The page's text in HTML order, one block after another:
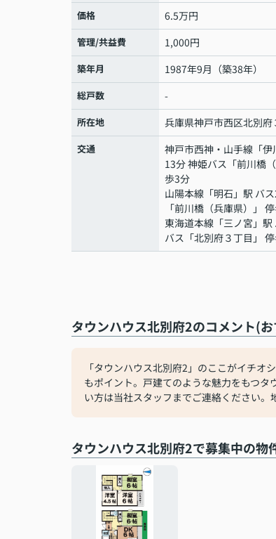
価格 6.5万円
管理/共益費 1,000円
築年月 1987年9月（築38年）
総戸数 -
所在地 兵庫県神戸市西区北別府
交通 神戸市西神・山手線 「伊
13分 神姫バス「前川橋
歩3分
山陽本線 「明石 」駅 バ
「前川橋（兵庫県）」
東海道本線 「三ノ宮 」
バス「北別府３丁目」
タウンハウス北別府2のコメント(
「タウンハウス北別府2」のここがイチ
もポイント。戸建てのような魅力をもつ
い方は当社スタッフまでご連絡ください。
タウンハウス北別府2で募集中の物